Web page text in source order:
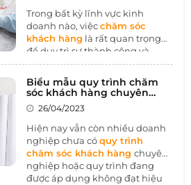
quả hơn.
Trong bất kỳ lĩnh vực kinh
doanh nào, việcchăm sóc
khách hàng là rất quan trọng
để duy trì sự thành công và
tăng trưởng. Và một trong
những cách hiệu quả để chăm
sóc khách hàng chính là gọi
điện thoại trực tiếp để tương
tác và giải đáp thắc mắc của họ.
Tuy nhiên, để đạt được hiệu
quả cao nhất từ cuộc gọi, việc
sử dụng một mẫu kịch bản gọi
điện thoại chăm sóc khách
hàng chuyên nghiệp là rất
Biểu mẫu quy trình chăm
sóc khách hàng chuyên
nghiệp nhất 2023
26/04/2023
Hiện nay vẫn còn nhiều doanh
nghiệp chưa cóquy trình
chăm sóc khách hàngchuyên
nghiệp hoặc quy trình đang
được áp dụng không đạt hiệu